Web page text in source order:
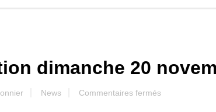
dimanche 20
News Commentaires ferméssur